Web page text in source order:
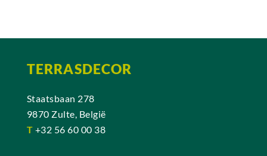
TERRASDECOR
Staatsbaan 278
9870 Zulte, België
T +32 56 60 00 38